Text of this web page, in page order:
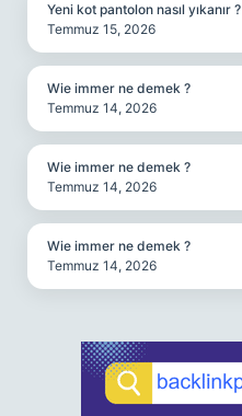
Yeni kot pantolon nasıl yıkanır ?
Temmuz 15, 2026
Wie immer ne demek ?
Temmuz 14, 2026
Wie immer ne demek ?
Temmuz 14, 2026
Wie immer ne demek ?
Temmuz 14, 2026